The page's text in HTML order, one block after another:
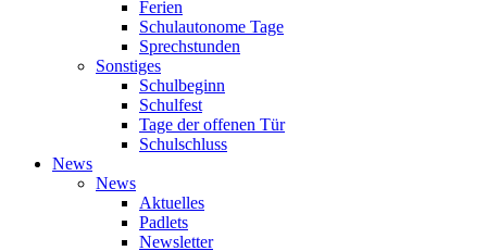
Ferien
Schulautonome Tage
Sprechstunden
Sonstiges
Schulbeginn
Schulfest
Tage der offenen Tür
Schulschluss
News
News
Aktuelles
Padlets
Newsletter